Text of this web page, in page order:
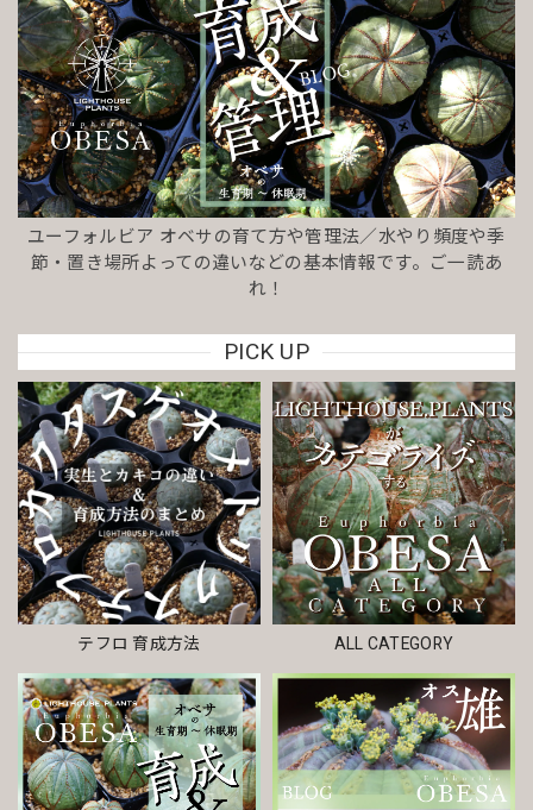
ユーフォルビア オベサの育て方や管理法／水やり頻度や季
節・置き場所よっての違いなどの基本情報です。ご一読あ
れ！
PICK UP
テフロ 育成方法 ALL CATEGORY